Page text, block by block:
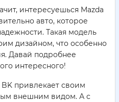
интересуешься Mazda
авто, которое
Такая модель
дизайном, что особенно
Давай подробнее
интересного!
привлекает своим
внешним видом. А с